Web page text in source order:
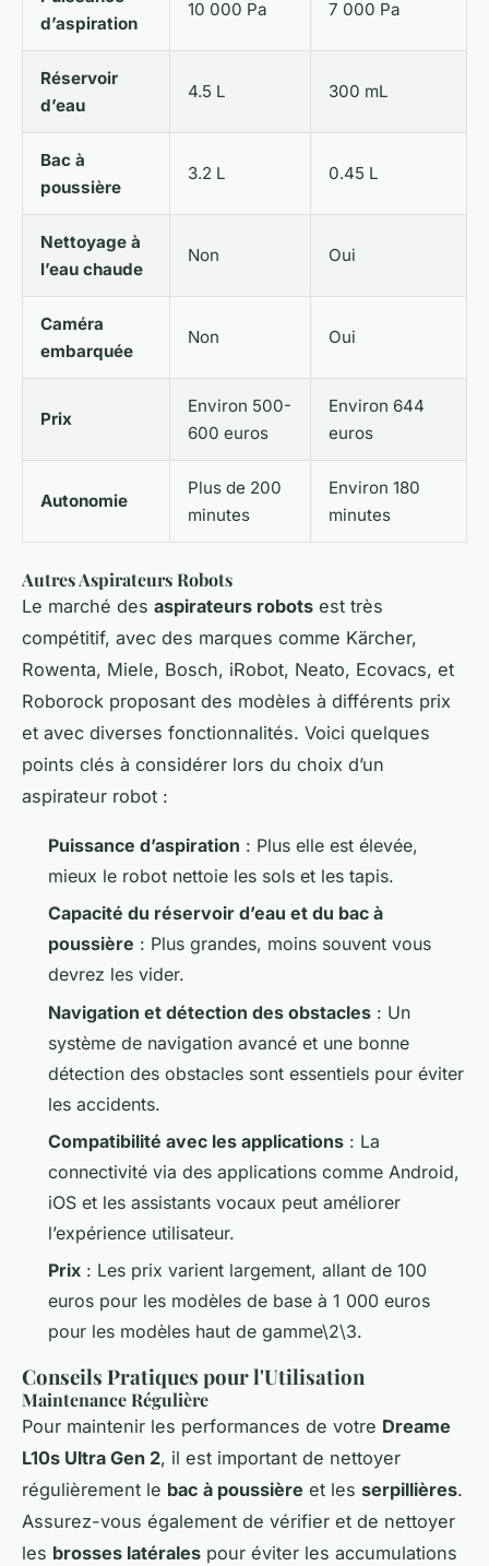
d’aspiration
10 000 Pa 7 000 Pa
Réservoir
d’eau
4.5 L 300 mL
Bac à
poussière
3.2 L 0.45 L
Nettoyage à
l’eau chaude
Non Oui
Caméra
embarquée
Non Oui
Prix
Environ 500-
600 euros
Environ 644
euros
Autonomie
Plus de 200
minutes
Environ 180
minutes
Autres Aspirateurs Robots
Le marché des aspirateurs robots est très
compétitif, avec des marques comme Kärcher,
Rowenta, Miele, Bosch, iRobot, Neato, Ecovacs, et
Roborock proposant des modèles à différents prix
et avec diverses fonctionnalités. Voici quelques
points clés à considérer lors du choix d’un
aspirateur robot :
Puissance d’aspiration : Plus elle est élevée,
mieux le robot nettoie les sols et les tapis.
Capacité du réservoir d’eau et du bac à
poussière : Plus grandes, moins souvent vous
devrez les vider.
Navigation et détection des obstacles : Un
système de navigation avancé et une bonne
détection des obstacles sont essentiels pour éviter
les accidents.
Compatibilité avec les applications : La
connectivité via des applications comme Android,
iOS et les assistants vocaux peut améliorer
l’expérience utilisateur.
Prix : Les prix varient largement, allant de 100
euros pour les modèles de base à 1 000 euros
pour les modèles haut de gamme\2\3.
Conseils Pratiques pour l'Utilisation
Maintenance Régulière
Pour maintenir les performances de votre Dreame
L10s Ultra Gen 2, il est important de nettoyer
régulièrement le bac à poussière et les serpillières.
Assurez-vous également de vérifier et de nettoyer
les brosses latérales pour éviter les accumulations